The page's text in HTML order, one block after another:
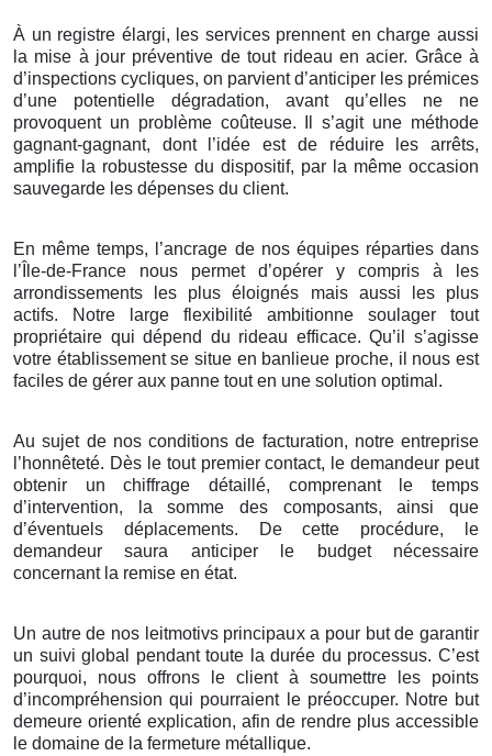
À un registre élargi, les services prennent en charge aussi
la mise à jour préventive de tout rideau en acier. Grâce à
d’inspections cycliques, on parvient d’anticiper les prémices
d’une potentielle dégradation, avant qu’elles ne ne
provoquent un problème coûteuse. Il s’agit une méthode
gagnant-gagnant, dont l’idée est de réduire les arrêts,
amplifie la robustesse du dispositif, par la même occasion
sauvegarde les dépenses du client.
En même temps, l’ancrage de nos équipes réparties dans
l’Île-de-France nous permet d’opérer y compris à les
arrondissements les plus éloignés mais aussi les plus
actifs. Notre large flexibilité ambitionne soulager tout
propriétaire qui dépend du rideau efficace. Qu’il s’agisse
votre établissement se situe en banlieue proche, il nous est
faciles de gérer aux panne tout en une solution optimal.
Au sujet de nos conditions de facturation, notre entreprise
l’honnêteté. Dès le tout premier contact, le demandeur peut
obtenir un chiffrage détaillé, comprenant le temps
d’intervention, la somme des composants, ainsi que
d’éventuels déplacements. De cette procédure, le
demandeur saura anticiper le budget nécessaire
concernant la remise en état.
Un autre de nos leitmotivs principaux a pour but de garantir
un suivi global pendant toute la durée du processus. C’est
pourquoi, nous offrons le client à soumettre les points
d’incompréhension qui pourraient le préoccuper. Notre but
demeure orienté explication, afin de rendre plus accessible
le domaine de la fermeture métallique.